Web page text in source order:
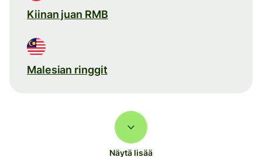
Kiinan juan RMB
Malesian ringgit
Näytä lisää